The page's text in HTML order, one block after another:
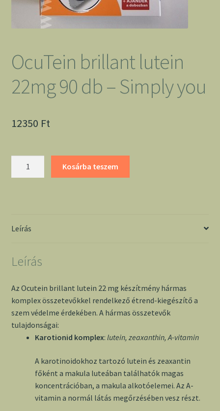
OcuTein brillant lutein
22mg 90 db – Simply you
12350 Ft
-
you
Kosárba teszem
Leírás
Leírás
Az Ocutein brillant lutein 22 mg készítmény hármas
komplex összetevőkkel rendelkező étrend-kiegészítő a
szem védelme érdekében. A hármas összetevők
tulajdonságai:
Karotionid komplex: lutein, zeaxanthin, A-vitamin
A karotinoidokhoz tartozó lutein és zeaxantin
főként a makula luteában találhatók magas
koncentrációban, a makula alkotóelemei. Az A-
vitamin a normál látás megőrzésében vesz részt.